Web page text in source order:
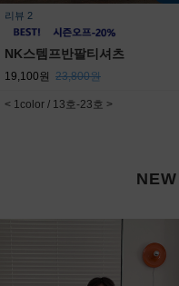
리뷰 2
NK스템프반팔티셔츠
19,100원 23,800원
< 1color / 13호-23호 >